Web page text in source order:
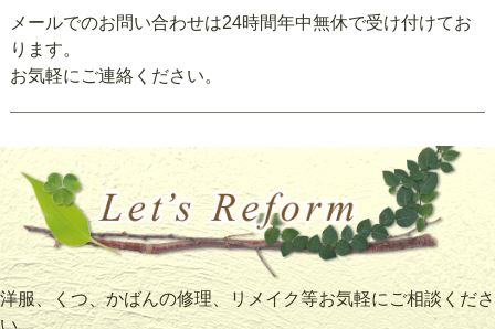
メールでのお問い合わせは24時間年中無休で受け付けてお
ります。
お気軽にご連絡ください。
洋服、くつ、かばんの修理、リメイク等お気軽にご相談くださ